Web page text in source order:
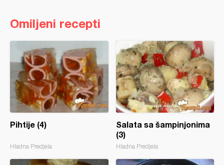
Omiljeni recepti
Pihtije (4)
Hladna Predjela
Salata sa šampinjonima
(3)
Hladna Predjela